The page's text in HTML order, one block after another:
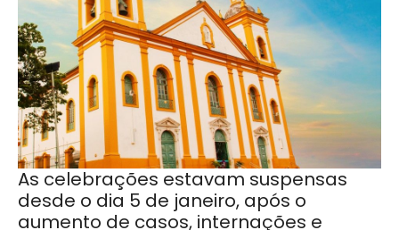
As celebrações estavam suspensas
desde o dia 5 de janeiro, após o
aumento de casos, internações e